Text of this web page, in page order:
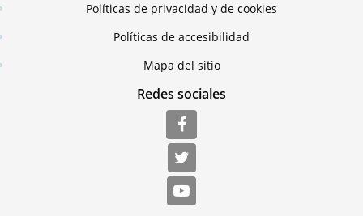
Políticas de privacidad y de cookies
Políticas de accesibilidad
Mapa del sitio
Redes sociales